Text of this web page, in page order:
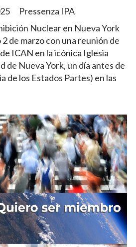
Pressenza IPA
Nuclear en Nueva York
de marzo con una reunión de
ICAN en la icónica Iglesia
de Nueva York, un día antes de
de los Estados Partes) en las